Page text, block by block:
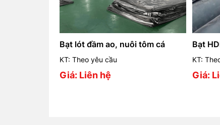
Bạt lót đầm ao, nuôi tôm cá
KT: Theo yêu cầu
Giá: Liên hệ
Bạt
KT:
Giá: